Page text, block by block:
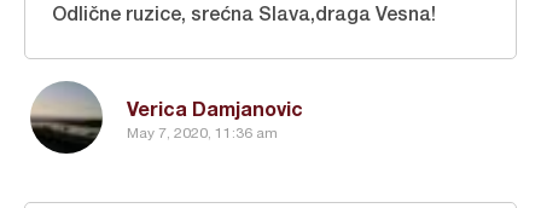
Verica Damjanovic
May 7, 2020, 11:36 am
Odlične ruzice, srećna Slava,draga Vesna!